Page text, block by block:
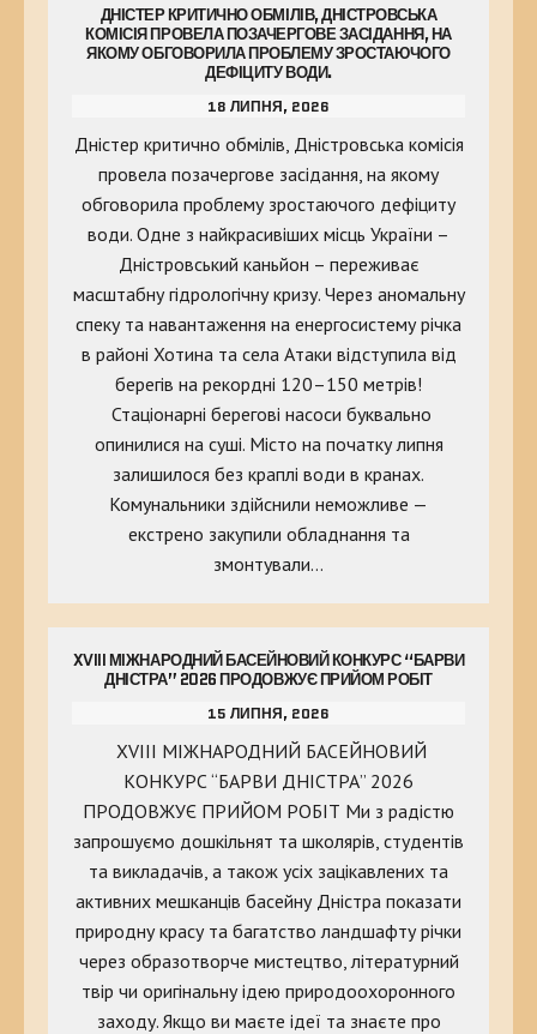
ДНІСТЕР КРИТИЧНО ОБМІЛІВ, ДНІСТРОВСЬКА
КОМІСІЯ ПРОВЕЛА ПОЗАЧЕРГОВЕ ЗАСІДАННЯ, НА
ЯКОМУ ОБГОВОРИЛА ПРОБЛЕМУ ЗРОСТАЮЧОГО
ДЕФІЦИТУ ВОДИ.
18 ЛИПНЯ, 2026
Дністер критично обмілів, Дністровська комісія
провела позачергове засідання, на якому
обговорила проблему зростаючого дефіциту
води. Одне з найкрасивіших місць України –
Дністровський каньйон – переживає
масштабну гідрологічну кризу. Через аномальну
спеку та навантаження на енергосистему річка
в районі Хотина та села Атаки відступила від
берегів на рекордні 120–150 метрів!
Стаціонарні берегові насоси буквально
опинилися на суші. Місто на початку липня
залишилося без краплі води в кранах.
Комунальники здійснили неможливе —
екстрено закупили обладнання та
змонтували…
XVIII МІЖНАРОДНИЙ БАСЕЙНОВИЙ КОНКУРС “БАРВИ
ДНІСТРА” 2026 ПРОДОВЖУЄ ПРИЙОМ РОБІТ
15 ЛИПНЯ, 2026
XVIII МІЖНАРОДНИЙ БАСЕЙНОВИЙ
КОНКУРС “БАРВИ ДНІСТРА” 2026
ПРОДОВЖУЄ ПРИЙОМ РОБІТ Ми з радістю
запрошуємо дошкільнят та школярів, студентів
та викладачів, а також усіх зацікавлених та
активних мешканців басейну Дністра показати
природну красу та багатство ландшафту річки
через образотворче мистецтво, літературний
твір чи оригінальну ідею природоохоронного
заходу. Якщо ви маєте ідеї та знаєте про